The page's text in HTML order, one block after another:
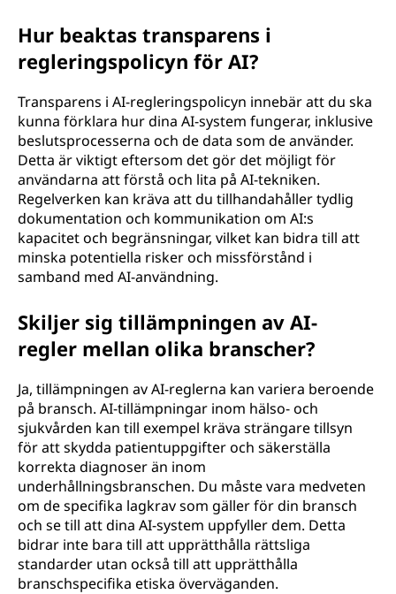
Hur beaktas transparens i
regleringspolicyn för AI?
Transparens i AI-regleringspolicyn innebär att du ska
kunna förklara hur dina AI-system fungerar, inklusive
beslutsprocesserna och de data som de använder.
Detta är viktigt eftersom det gör det möjligt för
användarna att förstå och lita på AI-tekniken.
Regelverken kan kräva att du tillhandahåller tydlig
dokumentation och kommunikation om AI:s
kapacitet och begränsningar, vilket kan bidra till att
minska potentiella risker och missförstånd i
samband med AI-användning.
Skiljer sig tillämpningen av AI-
regler mellan olika branscher?
Ja, tillämpningen av AI-reglerna kan variera beroende
på bransch. AI-tillämpningar inom hälso- och
sjukvården kan till exempel kräva strängare tillsyn
för att skydda patientuppgifter och säkerställa
korrekta diagnoser än inom
underhållningsbranschen. Du måste vara medveten
om de specifika lagkrav som gäller för din bransch
och se till att dina AI-system uppfyller dem. Detta
bidrar inte bara till att upprätthålla rättsliga
standarder utan också till att upprätthålla
branschspecifika etiska överväganden.